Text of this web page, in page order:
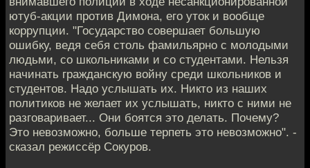
ютуб-акции против Димона, его уток и вообще
коррупции. "Государство совершает большую
ошибку, ведя себя столь фамильярно с молодыми
людьми, со школьниками и со студентами. Нельзя
начинать гражданскую войну среди школьников и
студентов. Надо услышать их. Никто из наших
политиков не желает их услышать, никто с ними не
разговаривает... Они боятся это делать. Почему?
Это невозможно, больше терпеть это невозможно". -
сказал режиссёр Сокуров.